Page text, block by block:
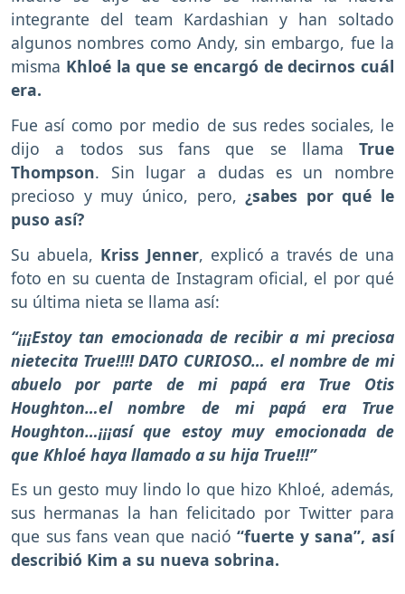
integrante del team Kardashian y han soltado
algunos nombres como Andy, sin embargo, fue la
misma Khloé la que se encargó de decirnos cuál
era.
Fue así como por medio de sus redes sociales, le
dijo a todos sus fans que se llama True
Thompson. Sin lugar a dudas es un nombre
precioso y muy único, pero,¿sabes por qué le
puso así?
Su abuela, Kriss Jenner, explicó a través de una
foto en su cuenta de Instagram oficial, el por qué
su última nieta se llama así:
“¡¡¡Estoy tan emocionada de recibir a mi preciosa
nietecita True!!!! DATO CURIOSO… el nombre de mi
abuelo por parte de mi papá era True Otis
Houghton…el nombre de mi papá era True
Houghton…¡¡¡así que estoy muy emocionada de
que Khloé haya llamado a su hija True!!!”
Es un gesto muy lindo lo que hizo Khloé, además,
sus hermanas la han felicitado por Twitter para
que sus fans vean que nació“fuerte y sana”, así
describió Kim a su nueva sobrina.